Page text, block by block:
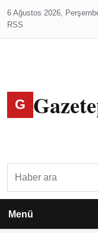
6 Ağustos 2026,
RSS
G
Menü